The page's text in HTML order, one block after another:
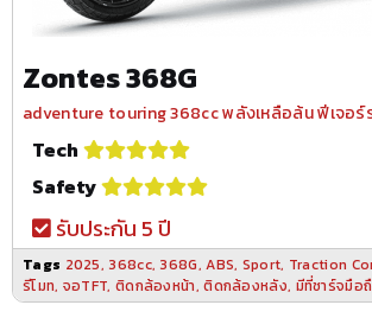
Zontes 368G
adventure touring 368cc พลังเหลือล้น ฟีเจอ
Tech
Safety
รับประกัน 5 ปี
Tags 2025, 368cc, 368G,ABS, Sport, Traction
รีโมท, จอTFT, ติดกล้องหน้า,ติดกล้องหลัง, มีที่ชาร์จมือ